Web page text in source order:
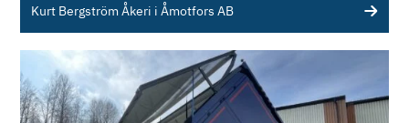
Kurt Bergström Åkeri i Åmotfors AB